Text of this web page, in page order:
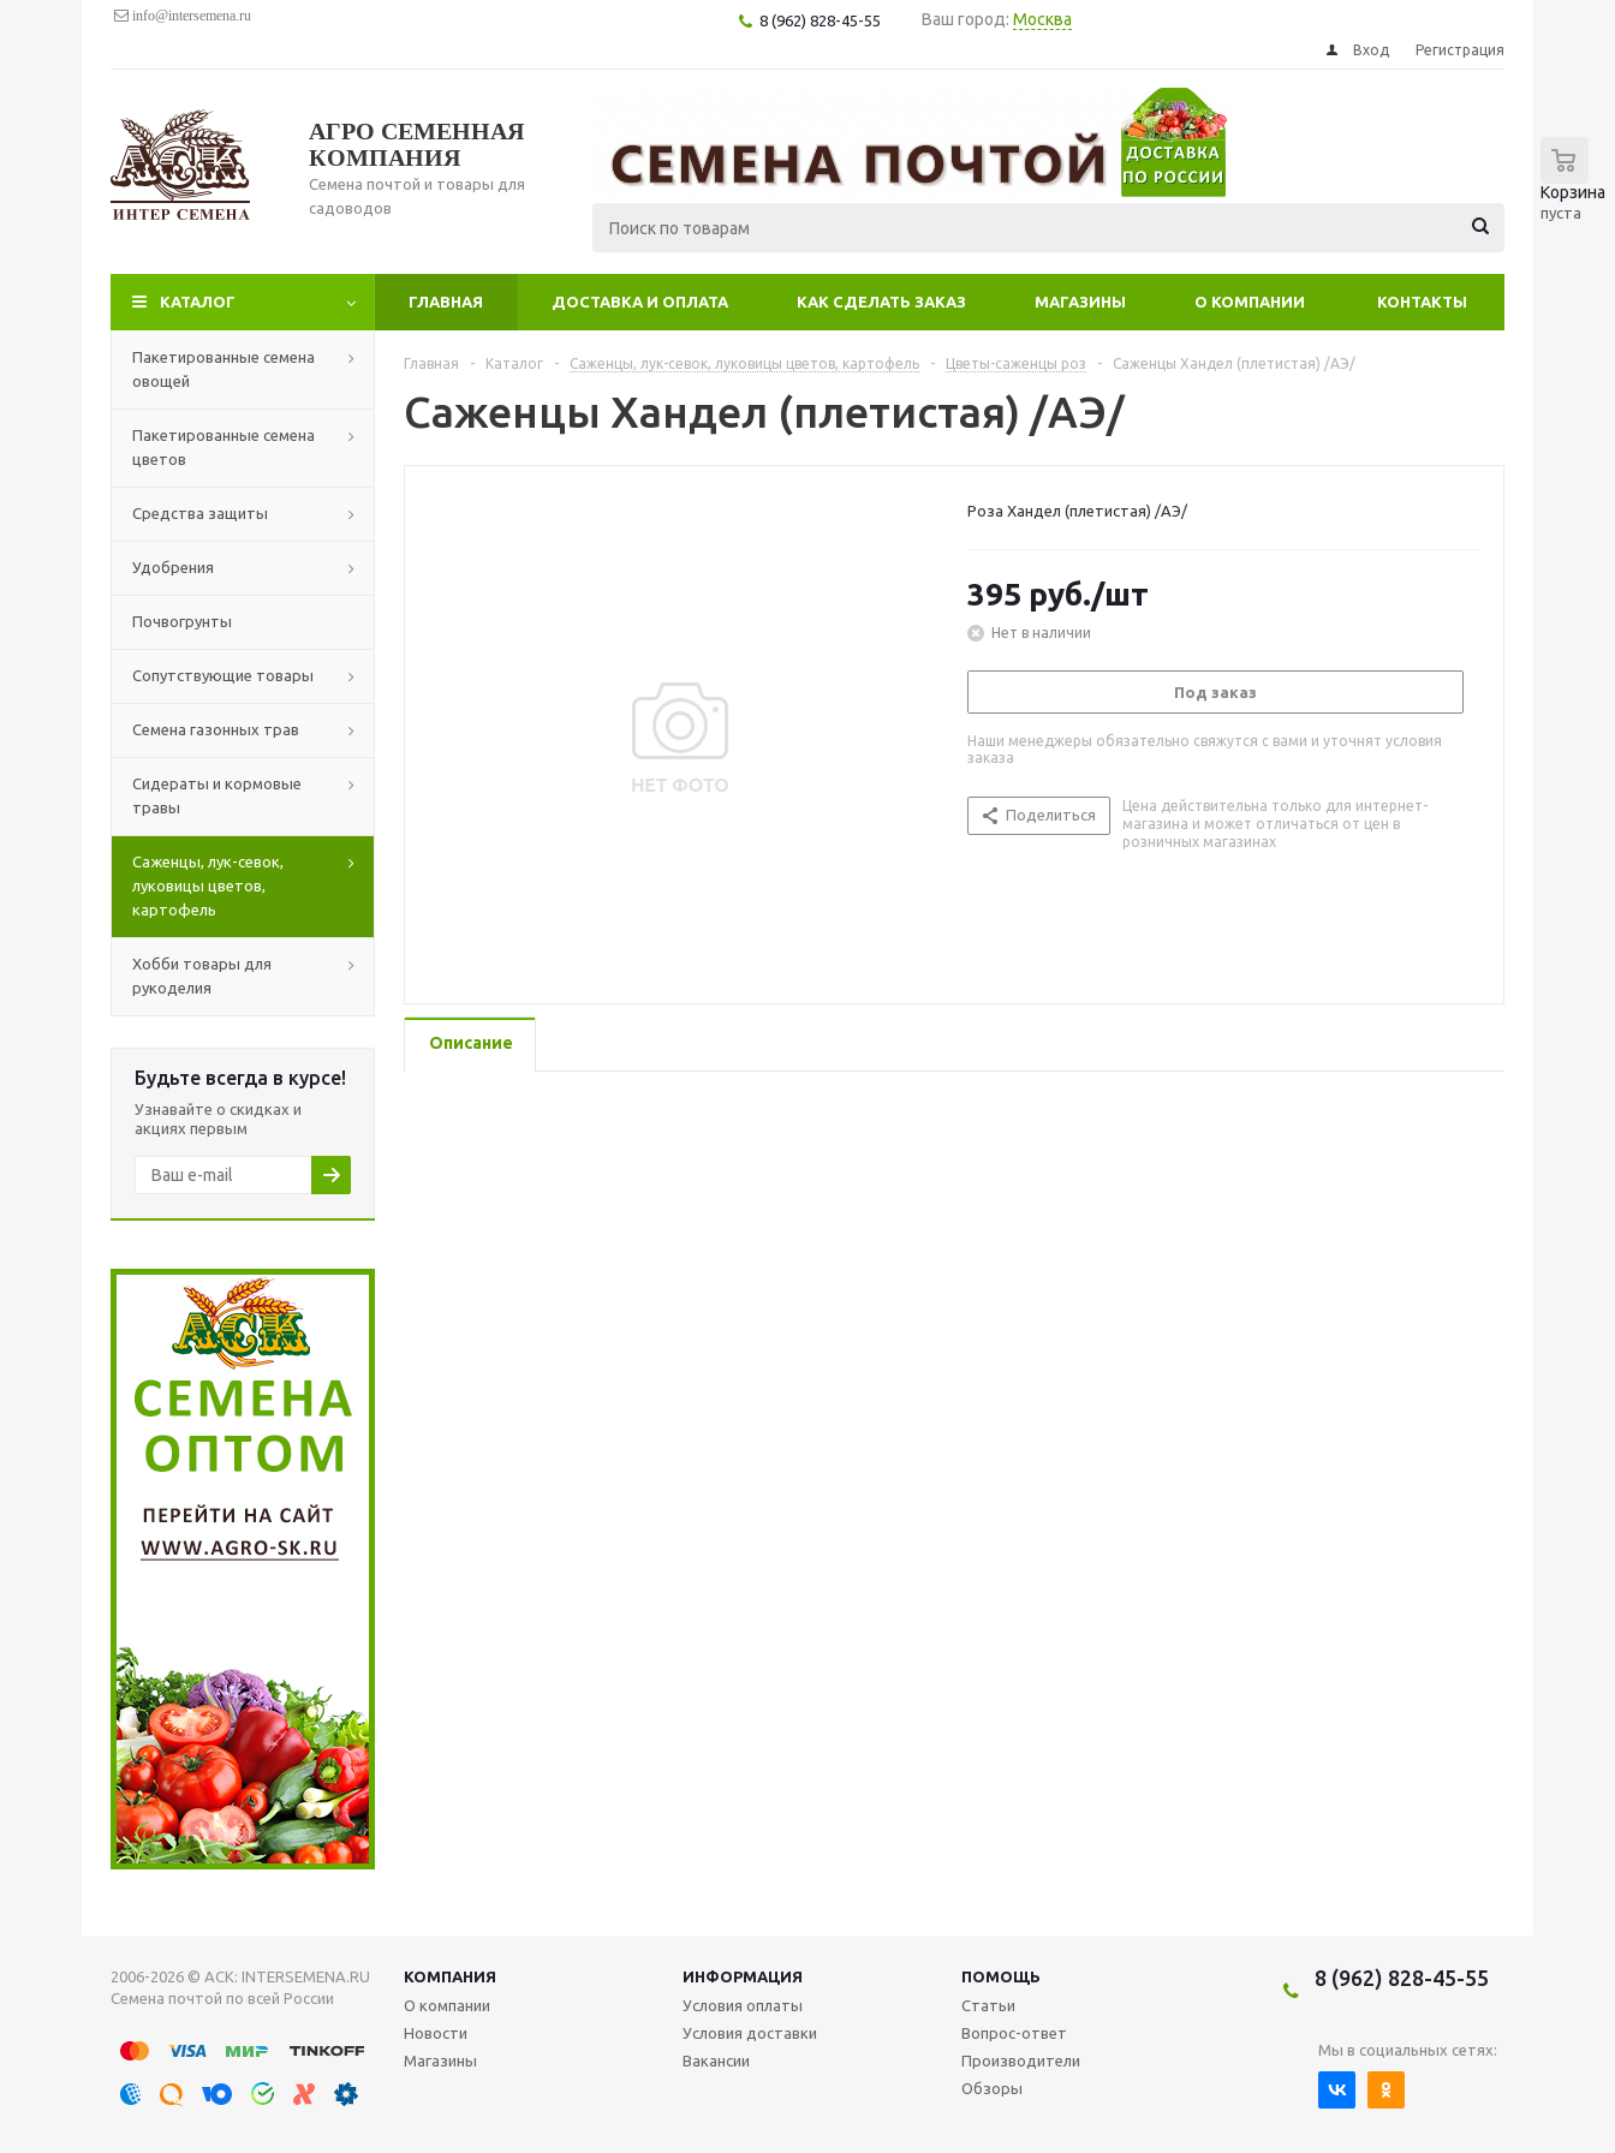
info@intersemena.ru 8 (962) 828-45-55 Ваш город: Москва
Вход Регистрация
АГРО СЕМЕННАЯ
КОМПАНИЯ
Семена почтой и товары для
садоводов
Корзина
пуста
КАТАЛОГ ГЛАВНАЯ ДОСТАВКА И ОПЛАТА КАК СДЕЛАТЬ ЗАКАЗ МАГАЗИНЫ О КОМПАНИИ КОНТАКТЫ
Пакетированные семена
овощей
Пакетированные семена
цветов
Средства защиты
Удобрения
Почвогрунты
Сопутствующие товары
Семена газонных трав
Сидераты и кормовые
травы
Саженцы, лук-севок,
луковицы цветов,
картофель
Хобби товары для
рукоделия
Будьте всегда в курсе!
Узнавайте о скидках и
акциях первым
Главная - Каталог - Саженцы, лук-севок, луковицы цветов, картофель - Цветы-саженцы роз - Саженцы Хандел (плетистая) /АЭ/
Саженцы Хандел (плетистая) /АЭ/
Роза Хандел (плетистая) /АЭ/
395 руб./шт
Нет в наличии
Под заказ
Наши менеджеры обязательно свяжутся с вами и уточнят условия
заказа
Поделиться
Цена действительна только для интернет-
магазина и может отличаться от цен в
розничных магазинах
Описание
2006-2026 © АСК: INTERSEMENA.RU
Семена почтой по всей России
КОМПАНИЯ ИНФОРМАЦИЯ
ПОМОЩЬ
О компании
Новости
Магазины
Условия оплаты
Условия доставки
Вакансии
Статьи
Вопрос-ответ
Производители
Обзоры
8 (962) 828-45-55
Мы в социальных сетях: